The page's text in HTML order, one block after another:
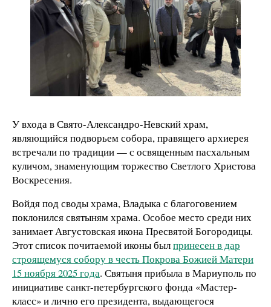
У входа в Свято-Александро-Невский храм,
являющийся подворьем собора, правящего архиерея
встречали по традиции — с освященным пасхальным
куличом, знаменующим торжество Светлого Христова
Воскресения.
Войдя под своды храма, Владыка с благоговением
поклонился святыням храма. Особое место среди них
занимает Августовская икона Пресвятой Богородицы.
Этот список почитаемой иконы былпринесен в дар
строящемуся собору в честь Покрова Божией Матери
15 ноября 2025 года. Святыня прибыла в Мариуполь по
инициативе санкт-петербургского фонда «Мастер-
класс» и лично его президента, выдающегося